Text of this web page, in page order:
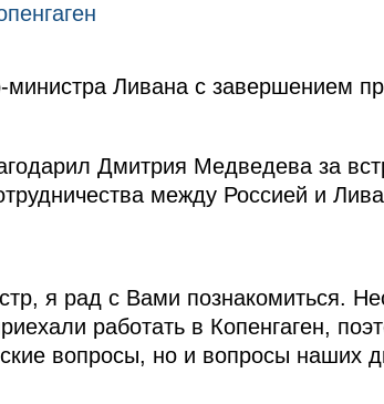
Ливана с завершением
Дмитрия Медведева за
между Россией и
я рад с Вами познакомиться.
работать в Копенгаген,
вопросы, но и вопросы наших